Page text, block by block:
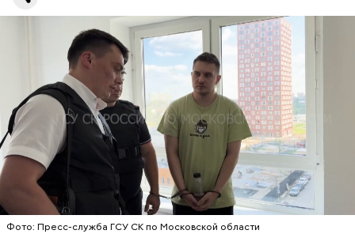
Фото: Пресс-служба ГСУ СК по Московской области
Все началось в июне, когда двое супругов
обратились в местную больницу с жалобами на
плохое самочувствие. Врачи не смогли поставить
им точный диагноз, после чего анализы
потерпевших направили на экспертизу. В них
специалисты обнаружили сильнодействующий
химикат дихлорэтан, который не мог попасть в
организм супругов случайно. То же самое вещество
нашли в еде, изъятой из квартиры пострадавших.
Видео: пресс-служба ГСУ СК по Московской области
ОТРАВЛЕНИЯ БАЛАШИХА
РОДИТЕЛИ
СЛЕДСТВЕННЫЙ КОМИТЕТ
ЭКСПЕРТИЗЫ